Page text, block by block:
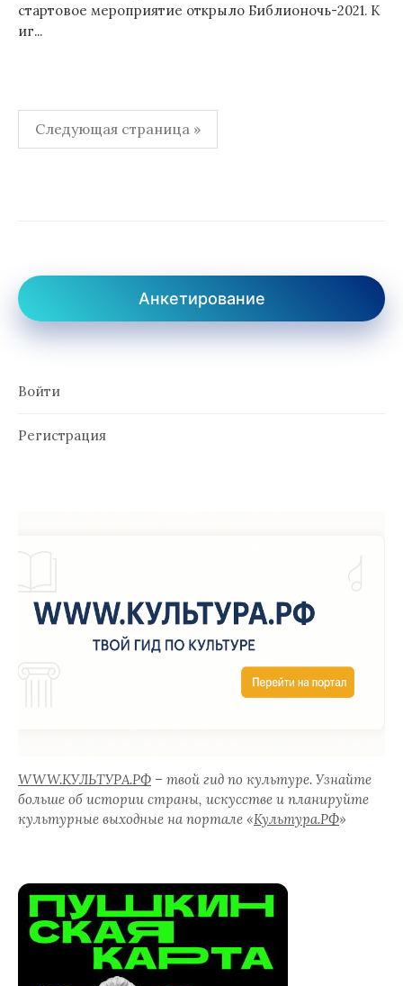
стартовое мероприятие открыло Библионочь-2021. К
иг...
Пагинация
записей
Следующая страница »
Анкетирование
Войти
Регистрация
WWW.КУЛЬТУРА.РФ – твой гид по культуре. Узнайте
больше об истории страны, искусстве и планируйте
культурные выходные на портале «Культура.РФ»